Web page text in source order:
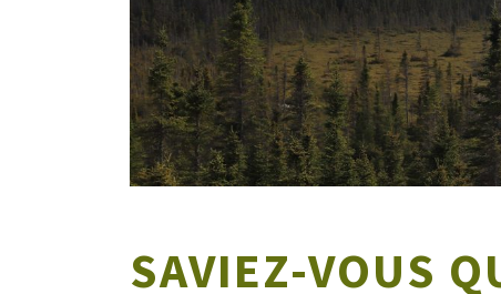
SAVIEZ-VOUS